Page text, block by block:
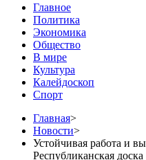
Главное
Политика
Экономика
Общество
В мире
Культура
Калейдоскоп
Спорт
Главная>
Новости>
Устойчивая работа и
Республиканская